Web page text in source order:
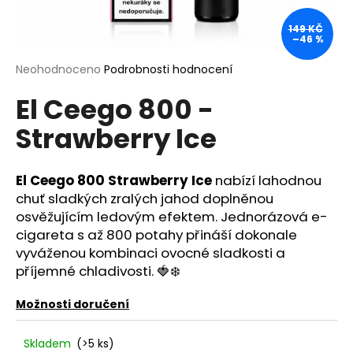
Průměrné
produktu
je
0,0
z
hvězdiček.
Neohodnoceno Podrobnosti hodnocení
El Ceego 800 -
Strawberry Ice
El Ceego 800 Strawberry Ice nabízí lahodnou
chuť sladkých zralých jahod doplněnou
osvěžujícím ledovým efektem. Jednorázová e-
cigareta s až 800 potahy přináší dokonale
vyváženou kombinaci ovocné sladkosti a
příjemné chladivosti. 🍓❄️
Možnosti doručení
Skladem (>5 ks)
149 KČ
–46 %
í
t
?
HLEDAT
D
o
p
o
r
u